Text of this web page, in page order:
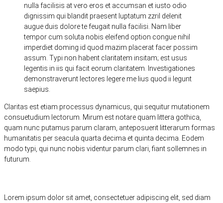
nulla facilisis at vero eros et accumsan et iusto odio
dignissim qui blandit praesent luptatum zzril delenit
augue duis dolore te feugait nulla facilisi. Nam liber
tempor cum soluta nobis eleifend option congue nihil
imperdiet doming id quod mazim placerat facer possim
assum. Typi non habent claritatem insitam; est usus
legentis in iis qui facit eorum claritatem. Investigationes
demonstraverunt lectores legere me lius quod ii legunt
saepius.
Claritas est etiam processus dynamicus, qui sequitur mutationem
consuetudium lectorum. Mirum est notare quam littera gothica,
quam nunc putamus parum claram, anteposuerit litterarum formas
humanitatis per seacula quarta decima et quinta decima. Eodem
modo typi, qui nunc nobis videntur parum clari, fiant sollemnes in
futurum.
Lorem ipsum dolor sit amet, consectetuer adipiscing elit, sed diam